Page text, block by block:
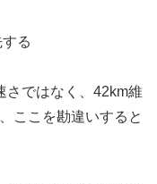
る
さではなく、42km維
ここを勘違いすると